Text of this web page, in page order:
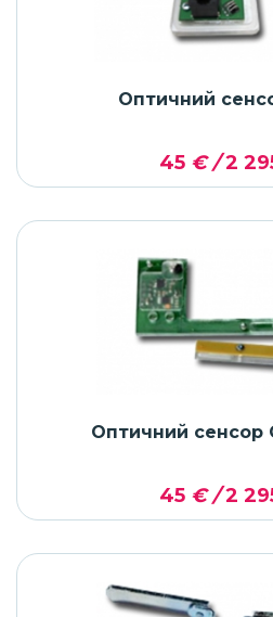
Оптичний
45€ /2
Оптичний сенсор
45€ /2